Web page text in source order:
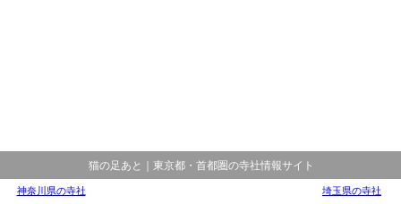
猫の足あと｜東京都・首都圏の寺社情報サイト
神奈川県の寺社 埼玉県の寺社